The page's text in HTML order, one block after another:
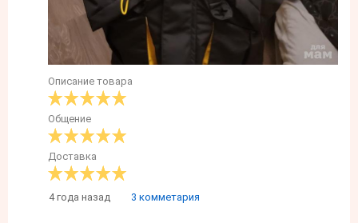
Описание товара
Общение
Доставка
4 года назад 3 комметария